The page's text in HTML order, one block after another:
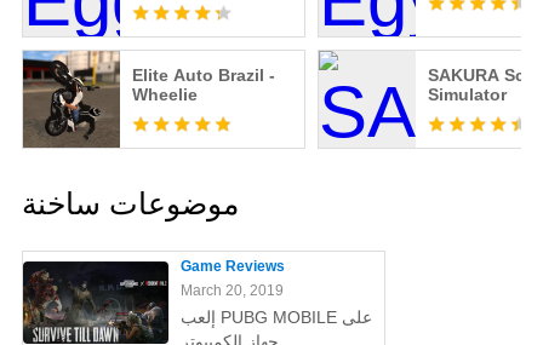
Elite Auto Brazil -
Wheelie
SAKURA
Simulator
موضوعات ساخنة
Game Reviews
March 20, 2019
إلعب PUBG MOBILE على